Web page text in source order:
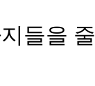
들을